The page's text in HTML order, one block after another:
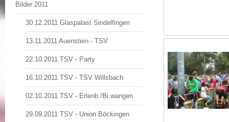
Bilder 2011
30.12.2011 Glaspalast Sindelfingen
13.11.2011 Auenstein - TSV
22.10.2011 TSV - Party
16.10.2011 TSV - TSV Willsbach
02.10.2011 TSV - Erlenb./Bi.wangen
29.09.2011 TSV - Union Böckingen